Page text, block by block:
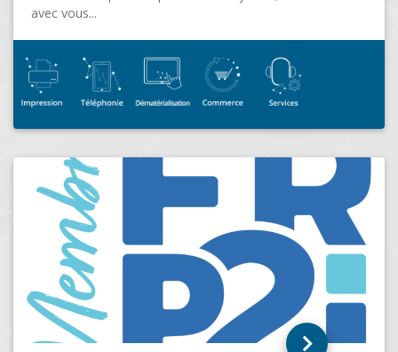
PSAI Informatique
MONISTROL SUR LOIRE (43120)
PSAI, votre partenaire en informatique de gestion
conseille et vous accompagne dans la mise en...